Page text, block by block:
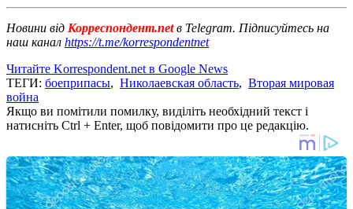
Новини від Корреспондент.netв Telegram. Підписуйтесь на
наш канал https://t.me/korrespondentnet
Читайте Korrespondent.net в Google News
ТЕГИ: боеприпасы, Николаевская область, Вторая мировая
война
Якщо ви помітили помилку, виділіть необхідний текст і
натисніть Ctrl + Enter, щоб повідомити про це редакцію.